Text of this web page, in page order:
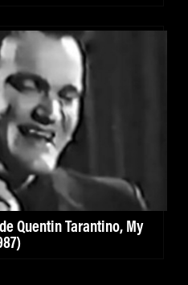
Quentin Tarantino, My